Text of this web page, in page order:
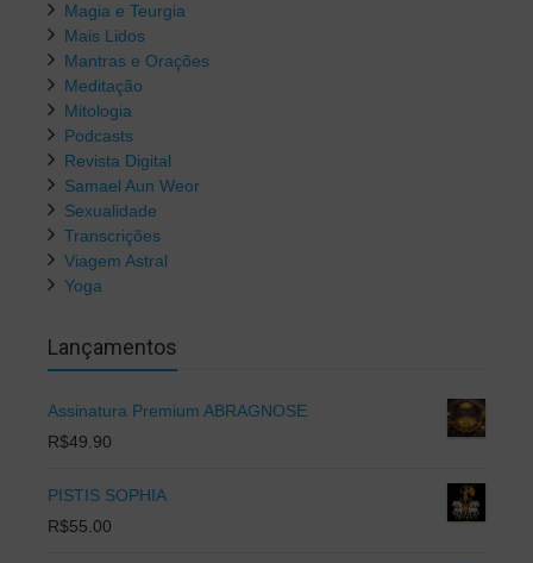
Magia e Teurgia
Mais Lidos
Mantras e Orações
Meditação
Mitologia
Podcasts
Revista Digital
Samael Aun Weor
Sexualidade
Transcrições
Viagem Astral
Yoga
Lançamentos
Assinatura Premium ABRAGNOSE
R$49.90
PISTIS SOPHIA
R$55.00